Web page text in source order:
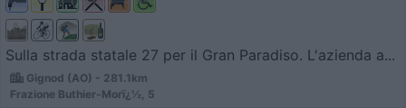
Sulla strada statale 27 per il Gran Paradiso. L'azienda a...
Gignod (AO) - 281.1km
Frazione Buthier-Morï¿½, 5